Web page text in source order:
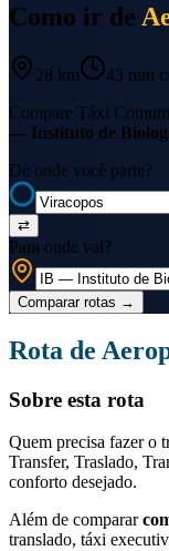
Como ir de
28 km 43 min
Compare Táxi
— Instituto de
De onde você parte?
⇄
Para onde vai?
Comparar rotas →
Rota de
Sobre esta rota
Quem precisa fazer o
Transfer, Traslado,
conforto desejado.
Além de comparar
translado, táxi